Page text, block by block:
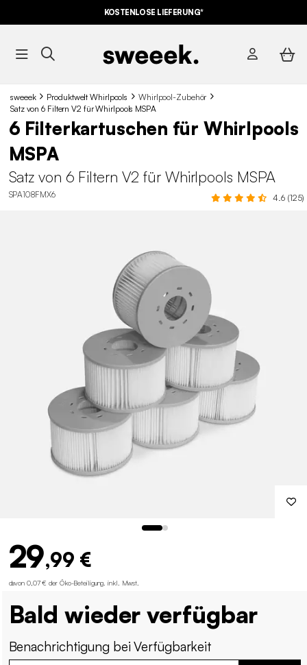
KOSTENLOSE LIEFERUNG*
sweeek Produktwelt Whirlpools
Whirlpool-Zubehör
Satz von 6 Filtern V2 für Whirlpools MSPA
6 Filterkartuschen für Whirlpools
MSPA
Satz von 6 Filtern V2 für Whirlpools MSPA
SPA108FMX6 4.6 (125)
29,99 €
davon 0,07 € der Öko-Beteiligung inkl. Mwst.
Bald wieder verfügbar
Benachrichtigung bei Verfügbarkeit